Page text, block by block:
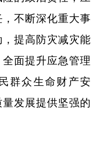
不断深化重大事
提高防灾减灾能
面提升应急管理
群众生命财产安
发展提供坚强的